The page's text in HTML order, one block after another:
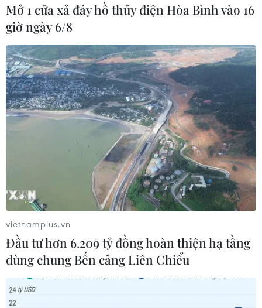
#động vật rừng nguy cấp
#động vật rừng quý hiếm
Quảng Trị
Theo dõi VietnamPlus
Mở 1 cửa xả đáy hồ thủy điện Hòa Bình vào 16
giờ ngày 6/8
vietnamplus.vn
Đầu tư hơn 6.209 tỷ đồng hoàn thiện hạ tầng
dùng chung Bến cảng Liên Chiểu